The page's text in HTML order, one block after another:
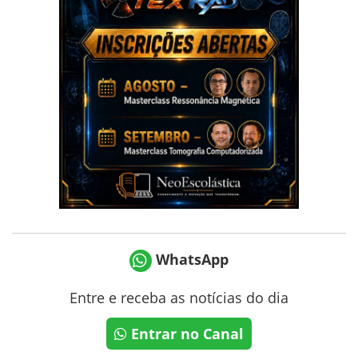
WhatsApp
Entre e receba as notícias do dia
Entrar no Canal